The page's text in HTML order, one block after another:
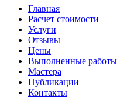
Главная
Расчет стоимости
Услуги
Отзывы
Цены
Выполненные работы
Мастера
Публикации
Контакты